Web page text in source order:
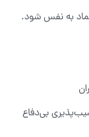
به نفس شود.
بی‌دفاع